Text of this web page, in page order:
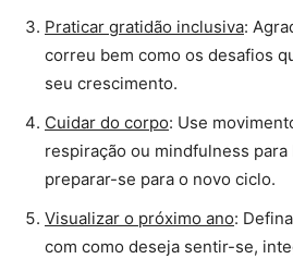
Praticar gratidão inclusiva:
correu bem como os desafios
seu crescimento.
Cuidar do corpo: Use
respiração ou mindfulness
preparar-se para o novo ciclo.
Visualizar o próximo ano:
com como deseja sentir-se,